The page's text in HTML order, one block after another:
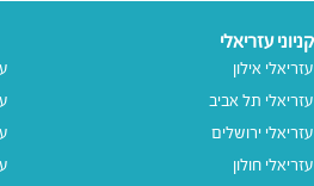
קניוני עזריאלי
עזריאלי אילון
עזריאלי תל אביב
עזריאלי ירושלים
עזריאלי חולון